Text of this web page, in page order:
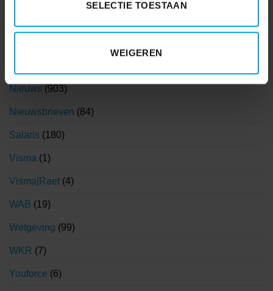
SELECTIE TOESTAAN
WEIGEREN
Nieuws (903)
Nieuwsbrieven (84)
Salaris (180)
Visma (1)
Visma|Raet (4)
WAB (19)
Wetgeving (99)
WKR (7)
Youforce (6)